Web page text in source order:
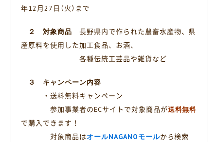
年12月27日（火）まで
２ 対象商品 長野県内で作られた農畜水産物、県
産原料を使用した加工食品、お酒、
各種伝統工芸品や雑貨など
３ キャンペーン内容
・送料無料キャンペーン
参加事業者のECサイトで対象商品が送料無料
で購入できます！
対象商品はオールNAGANOモールから検索